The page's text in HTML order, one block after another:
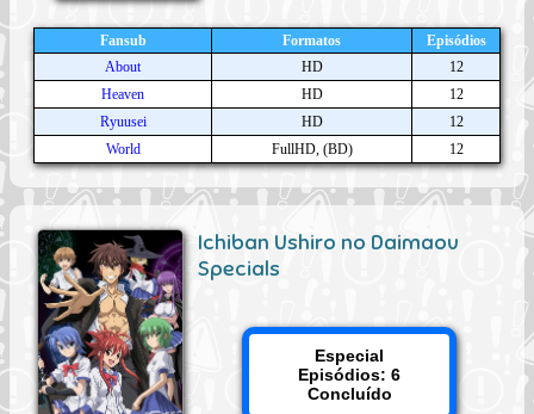
Fansub Formatos
Episódios
About
HD
12
Heaven
HD
12
Ryuusei
HD
12
World
FullHD, (BD) 12
Ichiban Ushiro no Daimaou
Specials
Especial
Episódios: 6
Concluído